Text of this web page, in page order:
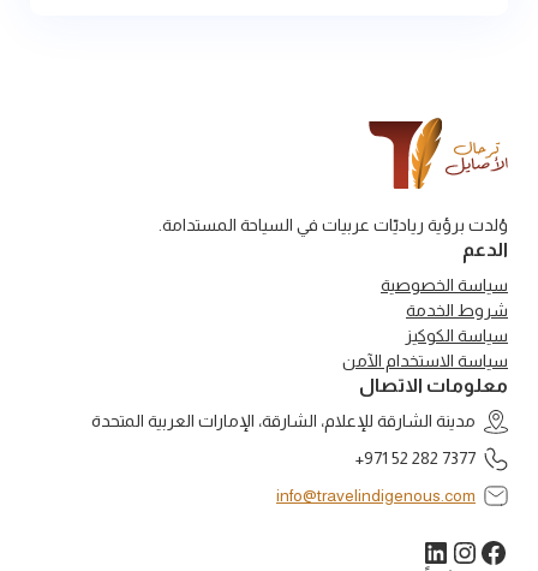
وُلدت برؤية رياديّات عربيات في السياحة المستدامة.
الدعم
سياسة الخصوصية
شروط الخدمة
سياسة الكوكيز
سياسة الاستخدام الآمن
معلومات الاتصال
مدينة الشارقة للإعلام، الشارقة، الإمارات العربية المتحدة
+971 52 282 7377
info@travelindigenous.com
فيسبوك
إنستجرام
لينكد إن